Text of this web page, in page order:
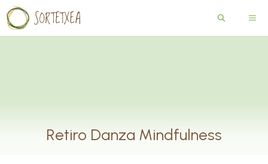
Saltar
al
contenido
Retiro Danza Mindfulness